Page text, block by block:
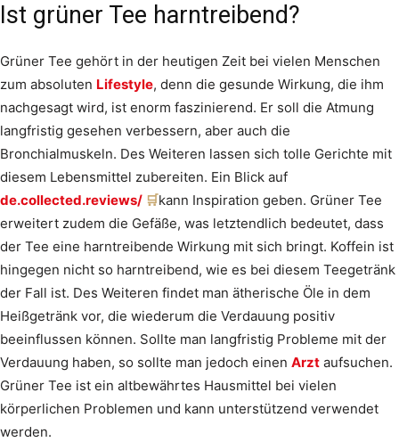
Ist grüner Tee harntreibend?
Grüner Tee gehört in der heutigen Zeit bei vielen Menschen
zum absoluten Lifestyle, denn die gesunde Wirkung, die ihm
nachgesagt wird, ist enorm faszinierend. Er soll die Atmung
langfristig gesehen verbessern, aber auch die
Bronchialmuskeln. Des Weiteren lassen sich tolle Gerichte mit
diesem Lebensmittel zubereiten. Ein Blick auf
de.collected.reviews/
kann Inspiration geben. Grüner Tee
erweitert zudem die Gefäße, was letztendlich bedeutet, dass
der Tee eine harntreibende Wirkung mit sich bringt. Koffein ist
hingegen nicht so harntreibend, wie es bei diesem Teegetränk
der Fall ist. Des Weiteren findet man ätherische Öle in dem
Heißgetränk vor, die wiederum die Verdauung positiv
beeinflussen können. Sollte man langfristig Probleme mit der
Verdauung haben, so sollte man jedoch einen Arzt aufsuchen.
Grüner Tee ist ein altbewährtes Hausmittel bei vielen
körperlichen Problemen und kann unterstützend verwendet
werden.